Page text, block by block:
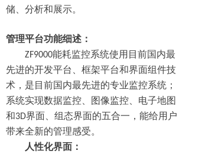
储、分析和展示。
管理平台功能细述：
ZF9000能耗监控系统使用目前国内最
先进的开发平台、框架平台和界面组件技
术，是目前国内最先进的专业监控系统；
系统实现数据监控、图像监控、电子地图
和3D界面、组态界面的五合一，能给用户
带来全新的管理感受。
人性化界面：